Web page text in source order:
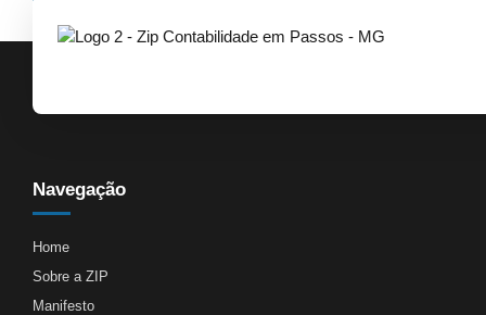
Navegação
Home
Sobre a ZIP
Manifesto